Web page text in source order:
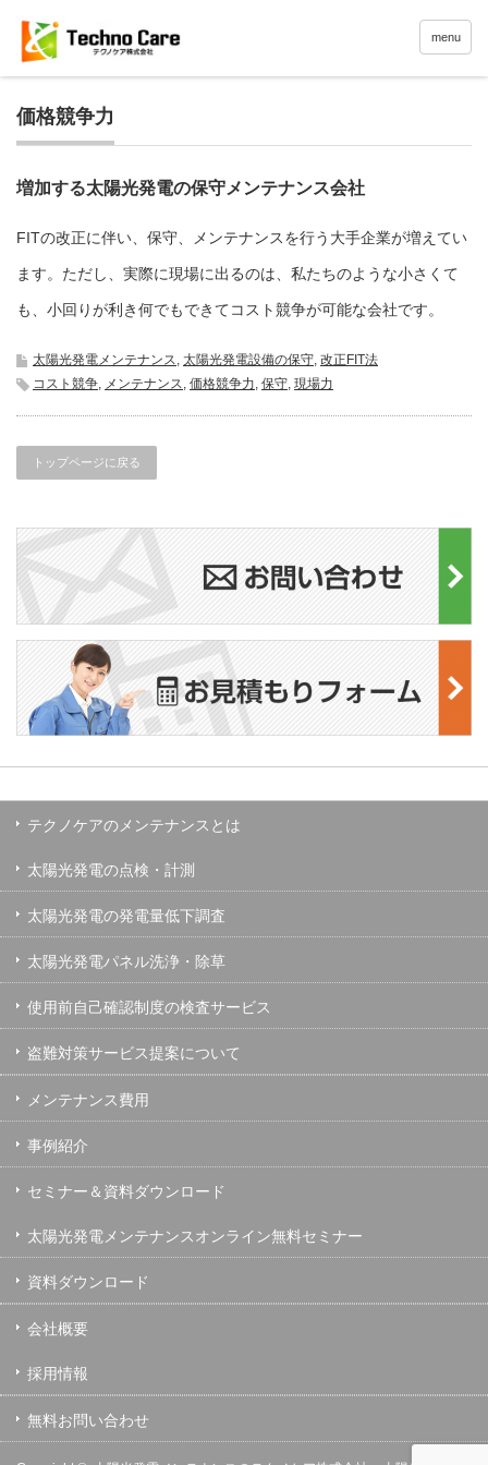
menu
価格競争力
増加する太陽光発電の保守メンテナンス会社
FITの改正に伴い、保守、メンテナンスを行う大手企業が増えてい
ます。ただし、実際に現場に出るのは、私たちのような小さくて
も、小回りが利き何でもできてコスト競争が可能な会社です。
太陽光発電メンテナンス, 太陽光発電設備の保守, 改正FIT法
コスト競争, メンテナンス, 価格競争力, 保守, 現場力
トップページに戻る
テクノケアのメンテナンスとは
太陽光発電の点検・計測
太陽光発電の発電量低下調査
太陽光発電パネル洗浄・除草
使用前自己確認制度の検査サービス
盗難対策サービス提案について
メンテナンス費用
事例紹介
セミナー＆資料ダウンロード
太陽光発電メンテナンスオンライン無料セミナー
資料ダウンロード
会社概要
採用情報
無料お問い合わせ